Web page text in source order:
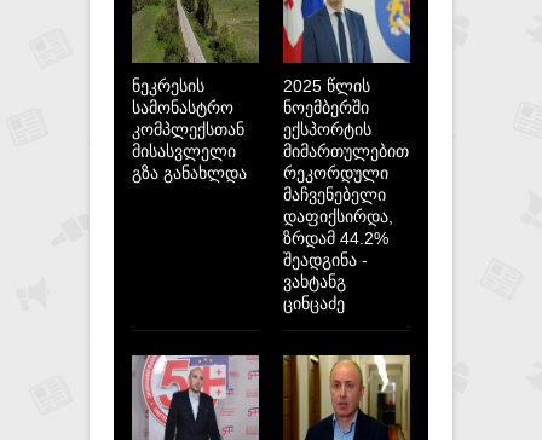
ნეკრესის
სამონასტრო
კომპლექსთან
მისასვლელი
გზა განახლდა
2025 წლის
ნოემბერში
ექსპორტის
მიმართულებით
რეკორდული
მაჩვენებელი
დაფიქსირდა,
ზრდამ 44.2%
შეადგინა -
ვახტანგ
ცინცაძე